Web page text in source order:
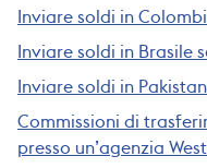
Inviare soldi in
Inviare soldi in Brasile
Inviare soldi in
Commissioni di
presso un’agenzia